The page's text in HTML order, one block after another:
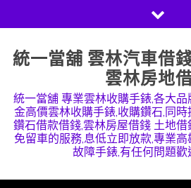
to
content
統一當舖 雲林汽車借
雲林房地
統一當舖 專業雲林收購手錶,各大
金高價雲林收購手錶,收購鑽石,同
鑽石借款借錢,雲林房屋借錢 土地
免留車的服務,息低立即放款,專業
故障手錶,有任何問題